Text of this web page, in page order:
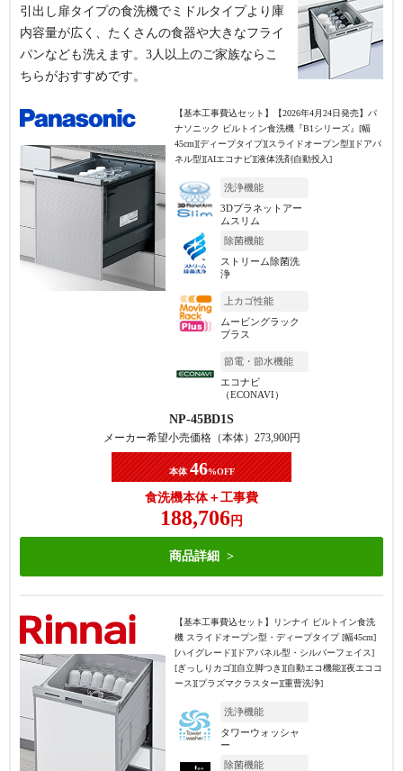
引出し扉タイプの食洗機でミドルタイプより庫
内容量が広く、たくさんの食器や大きなフライ
パンなども洗えます。3人以上のご家族ならこ
ちらがおすすめです。
【基本工事費込セット】
【2026年4月24日発売】パ
ナソニック ビルトイン食洗機『B1シリーズ』[幅
45cm][ディープタイプ][スライドオープン型][ドアパ
ネル型][AIエコナビ][液体洗剤自動投入]
洗浄機能
3Dプラネットアー
ムスリム
除菌機能
ストリーム除菌洗
浄
上カゴ性能
ムービングラック
プラス
節電・節水機能
エコナビ
（ECONAVI）
NP-45BD1S
メーカー希望小売価格（本体） 273,900円
本体 46%OFF
食洗機本体＋工事費
188,706 円
商品詳細
【基本工事費込セット】
リンナイ ビルトイン食洗
機 スライドオープン型・ディープタイプ [幅45cm]
[ハイグレード][ドアパネル型・シルバーフェイス]
[ぎっしりカゴ][自立脚つき][自動エコ機能][夜エココ
ース][プラズマクラスター][重曹洗浄]
洗浄機能
タワーウォッシャ
ー
除菌機能